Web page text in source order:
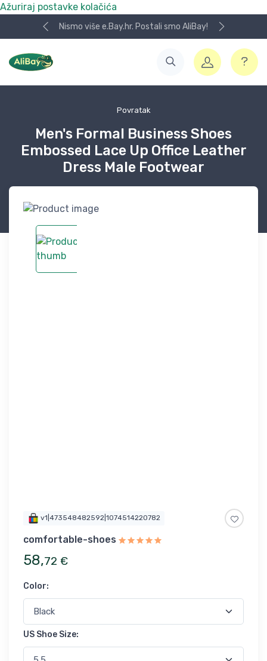
Ažuriraj postavke kolačića
Nismo više e.Bay.hr. Postali smo AliBay!
Povratak
Men's Formal Business Shoes
Embossed Lace Up Office Leather
Dress Male Footwear
v1|473548482592|1074514220782
comfortable-shoes
58,72 €
Color:
US Shoe Size: